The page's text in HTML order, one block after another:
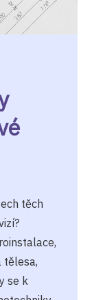
těch
tělesa,
se k